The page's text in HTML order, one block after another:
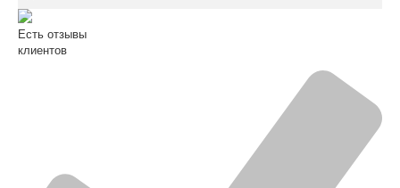
Есть отзывы
клиентов